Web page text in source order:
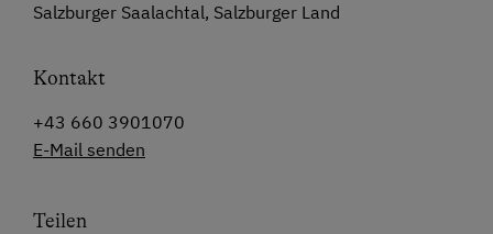
Salzburger Saalachtal, Salzburger Land
Kontakt
+43 660 3901070
E-Mail senden
Teilen